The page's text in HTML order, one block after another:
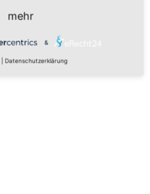
mehr
&
Datenschutzerklärung